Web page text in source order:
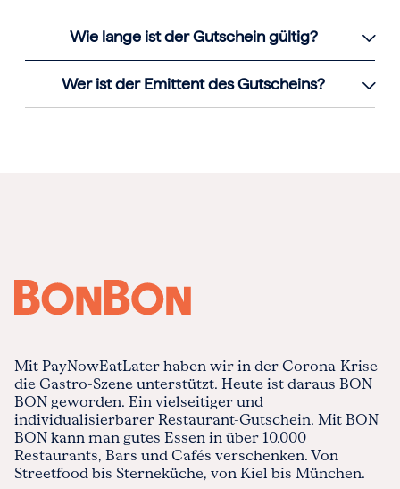
Wie lange ist der Gutschein gültig?
Wer ist der Emittent des Gutscheins?
Mit PayNowEatLater haben wir in der Corona-Krise
die Gastro-Szene unterstützt. Heute ist daraus BON
BON geworden. Ein vielseitiger und
individualisierbarer Restaurant-Gutschein. Mit BON
BON kann man gutes Essen in über 10.000
Restaurants, Bars und Cafés verschenken. Von
Streetfood bis Sterneküche, von Kiel bis München.